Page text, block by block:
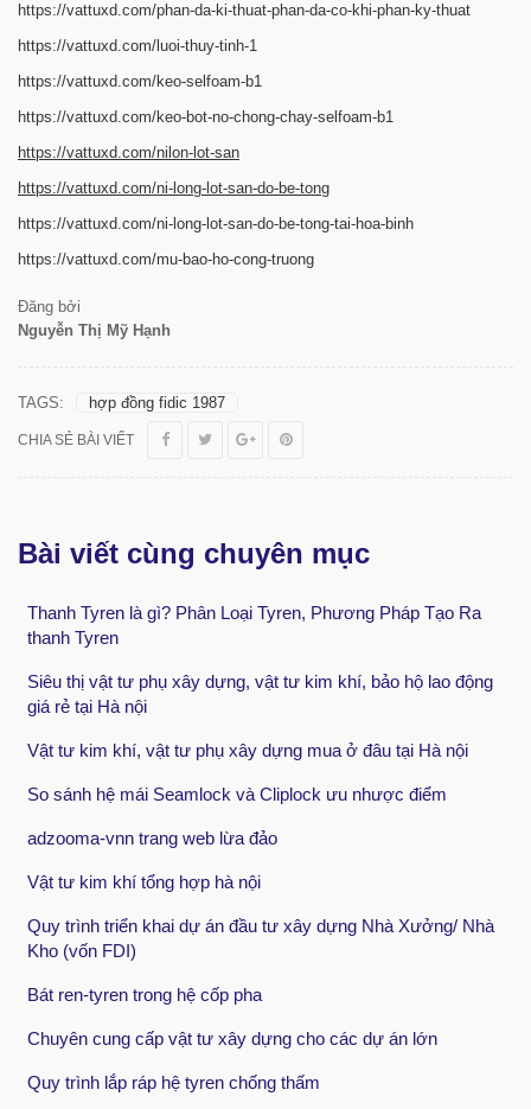
https://vattuxd.com/phan-da-ki-thuat-phan-da-co-khi-phan-ky-thuat
https://vattuxd.com/luoi-thuy-tinh-1
https://vattuxd.com/keo-selfoam-b1
https://vattuxd.com/keo-bot-no-chong-chay-selfoam-b1
https://vattuxd.com/nilon-lot-san
https://vattuxd.com/ni-long- lot-san-do-be-tong
https://vattuxd.com/ni-long- lot-san-do-be-tong-tai-hoa-binh
https://vattuxd.com/mu-bao-ho-cong-truong
Đăng bởi
Nguyễn Thị Mỹ Hạnh
TAGS: hợp đồng fidic 1987
CHIA SẺ BÀI VIẾT
Bài viết cùng chuyên mục
Thanh Tyren là gì? Phân Loại Tyren, Phương Pháp Tạo Ra
thanh Tyren
Siêu thị vật tư phụ xây dựng, vật tư kim khí, bảo hộ lao động
giá rẻ tại Hà nội
Vật tư kim khí, vật tư phụ xây dựng mua ở đâu tại Hà nội
So sánh hệ mái Seamlock và Cliplock ưu nhược điểm
adzooma-vnn trang web lừa đảo
Vật tư kim khí tổng hợp hà nội
Quy trình triển khai dự án đầu tư xây dựng Nhà Xưởng/ Nhà
Kho (vốn FDI)
Bát ren-tyren trong hệ cốp pha
Chuyên cung cấp vật tư xây dựng cho các dự án lớn
Quy trình lắp ráp hệ tyren chống thấm